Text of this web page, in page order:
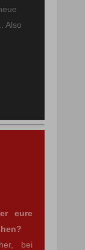
Also
eure
bei